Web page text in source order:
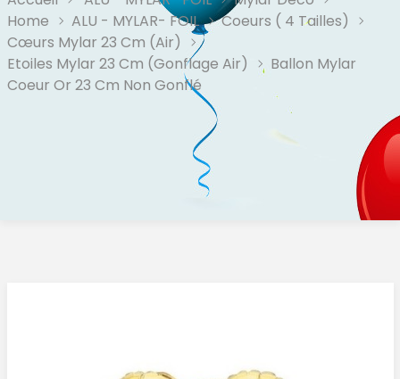
Home
ALU - MYLAR- FOIL
Coeurs ( 4 Tailles)
Cœurs Mylar 23 Cm (Air)
Etoiles Mylar 23 Cm (Gonflage Air)
Ballon Mylar
Coeur Or 23 Cm Non Gonflé